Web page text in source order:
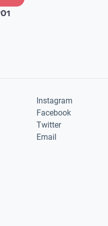
Instagram
Facebook
Twitter
Email